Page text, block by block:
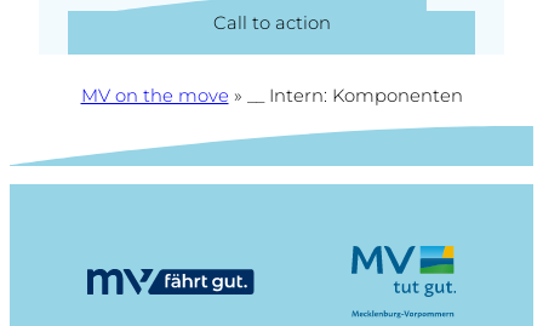
Call to action
MV on the move » __ Intern: Komponenten